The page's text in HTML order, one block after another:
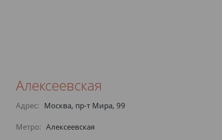
Алексеевская
Адрес: Москва, пр-т Мира, 99
Метро: Алексеевская